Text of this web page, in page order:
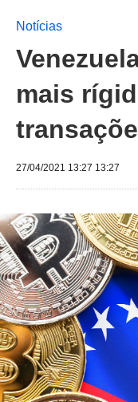
Notícias
mais
27/04/2021 13:27 13:27